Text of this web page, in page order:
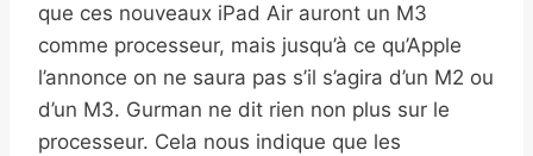
que ces nouveaux iPad Air auront un M3
comme processeur, mais jusqu’à ce qu’Apple
l’annonce on ne saura pas s’il s’agira d’un M2 ou
d’un M3. Gurman ne dit rien non plus sur le
processeur. Cela nous indique que les